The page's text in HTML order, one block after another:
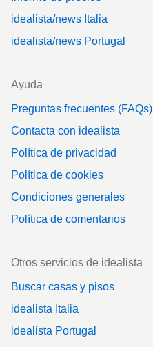
idealista/news Italia
idealista/news Portugal
Ayuda
Preguntas frecuentes (FAQs)
Contacta con idealista
Política de privacidad
Política de cookies
Condiciones generales
Política de comentarios
Otros servicios de idealista
Buscar casas y pisos
idealista Italia
idealista Portugal